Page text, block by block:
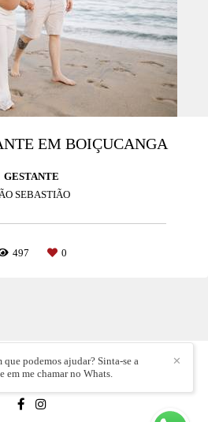
EM BOIÇUCANGA
GESTANTE
SEBASTIÃO
497 0
SIMOES/ CONTATO
✕
que podemos ajudar? Sinta-se a
em me chamar no Whats.